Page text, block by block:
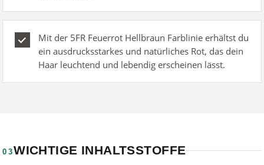
Mit der 5FR Feuerrot Hellbraun Farblinie erhältst du
ein ausdrucksstarkes und natürliches Rot, das dein
Haar leuchtend und lebendig erscheinen lässt.
03WICHTIGE INHALTSSTOFFE